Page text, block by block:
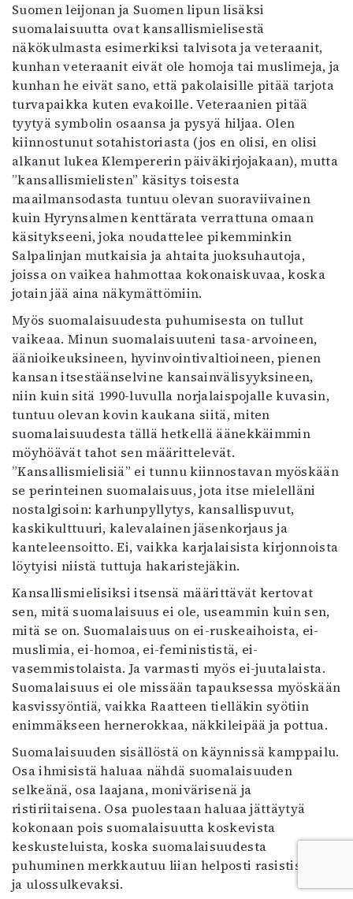
Suomen leijonan ja Suomen lipun lisäksi
suomalaisuutta ovat kansallismielisestä
näkökulmasta esimerkiksi talvisota ja veteraanit,
kunhan veteraanit eivät ole homoja tai muslimeja, ja
kunhan he eivät sano, että pakolaisille pitää tarjota
turvapaikka kuten evakoille. Veteraanien pitää
tyytyä symbolin osaansa ja pysyä hiljaa. Olen
kiinnostunut sotahistoriasta (jos en olisi, en olisi
alkanut lukea Klempererin päiväkirjojakaan), mutta
”kansallismielisten” käsitys toisesta
maailmansodasta tuntuu olevan suoraviivainen
kuin Hyrynsalmen kenttärata verrattuna omaan
käsitykseeni, joka noudattelee pikemminkin
Salpalinjan mutkaisia ja ahtaita juoksuhautoja,
joissa on vaikea hahmottaa kokonaiskuvaa, koska
jotain jää aina näkymättömiin.
Myös suomalaisuudesta puhumisesta on tullut
vaikeaa. Minun suomalaisuuteni tasa-arvoineen,
äänioikeuksineen, hyvinvointivaltioineen, pienen
kansan itsestäänselvine kansainvälisyyksineen,
niin kuin sitä 1990-luvulla norjalaispojalle kuvasin,
tuntuu olevan kovin kaukana siitä, miten
suomalaisuudesta tällä hetkellä äänekkäimmin
möyhöävät tahot sen määrittelevät.
”Kansallismielisiä” ei tunnu kiinnostavan myöskään
se perinteinen suomalaisuus, jota itse mielelläni
nostalgisoin: karhunpyllytys, kansallispuvut,
kaskikulttuuri, kalevalainen jäsenkorjaus ja
kanteleensoitto. Ei, vaikka karjalaisista kirjonnoista
löytyisi niistä tuttuja hakaristejäkin.
Kansallismielisiksi itsensä määrittävät kertovat
sen, mitä suomalaisuus ei ole, useammin kuin sen,
mitä se on. Suomalaisuus on ei-ruskeaihoista, ei-
muslimia, ei-homoa, ei-feminististä, ei-
vasemmistolaista. Ja varmasti myös ei-juutalaista.
Suomalaisuus ei ole missään tapauksessa myöskään
kasvissyöntiä, vaikka Raatteen tielläkin syötiin
enimmäkseen hernerokkaa, näkkileipää ja pottua.
Suomalaisuuden sisällöstä on käynnissä kamppailu.
Osa ihmisistä haluaa nähdä suomalaisuuden
selkeänä, osa laajana, monivärisenä ja
ristiriitaisena. Osa puolestaan haluaa jättäytyä
kokonaan pois suomalaisuutta koskevista
keskusteluista, koska suomalaisuudesta
puhuminen merkkautuu liian helposti rasistiseksi
ja ulossulkevaksi.